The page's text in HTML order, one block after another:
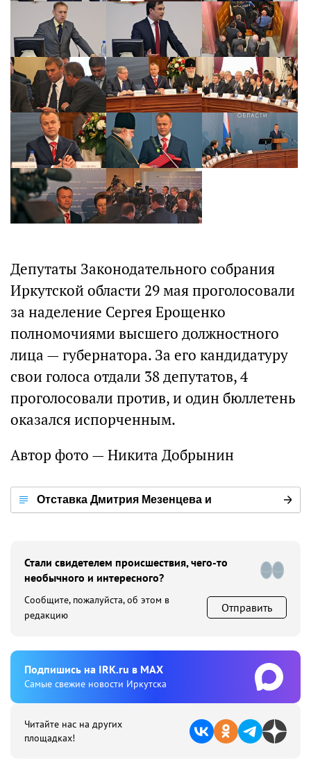
Депутаты Законодательного собрания
Иркутской области 29 мая проголосовали
за наделение Сергея Ерощенко
полномочиями высшего должностного
лица — губернатора. За его кандидатуру
свои голоса отдали 38 депутатов, 4
проголосовали против, и один бюллетень
оказался испорченным.
Автор фото — Никита Добрынин
Отставка Дмитрия Мезенцева и
Стали свидетелем происшествия, чего-то
необычного и интересного?
Сообщите, пожалуйста, об этом в
редакцию
Отправить
Подпишиcь на IRK.ru в MAX
Cамые свежие новости Иркутска
Читайте нас на других
площадках!